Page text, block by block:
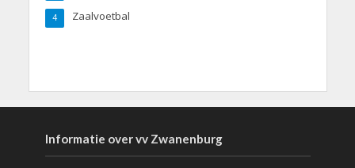
Zaalvoetbal
4
Informatie over vv Zwanenburg